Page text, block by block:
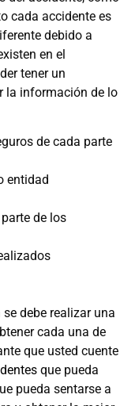
cada accidente es
debido a
en el
tener un
la información de lo
de cada parte
entidad
de los
debe realizar una
cada una de
que usted cuente
que pueda
pueda sentarse a